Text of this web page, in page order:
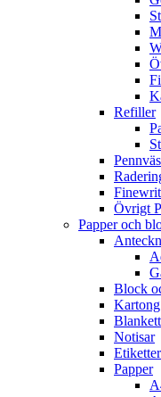
Refiller
Övrigt
Papper och
Block
Kartong
Notisar
Etiketter
Papper